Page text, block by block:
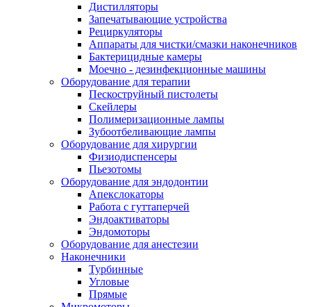
Дистилляторы
Запечатывающие устройства
Рециркуляторы
Аппараты для чистки/смазки наконечников
Бактерицидные камеры
Моечно - дезинфекционные машины
Оборудование для терапии
Пескоструйный пистолеты
Скейлеры
Полимеризационные лампы
Зубоотбеливающие лампы
Оборудование для хирургии
Физиодиспенсеры
Пьезотомы
Оборудование для эндодонтии
Апекслокаторы
Работа с гуттаперчей
Эндоактиваторы
Эндомоторы
Оборудование для анестезии
Наконечники
Турбинные
Угловые
Прямые